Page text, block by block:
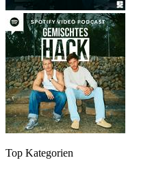
Top Kategorien